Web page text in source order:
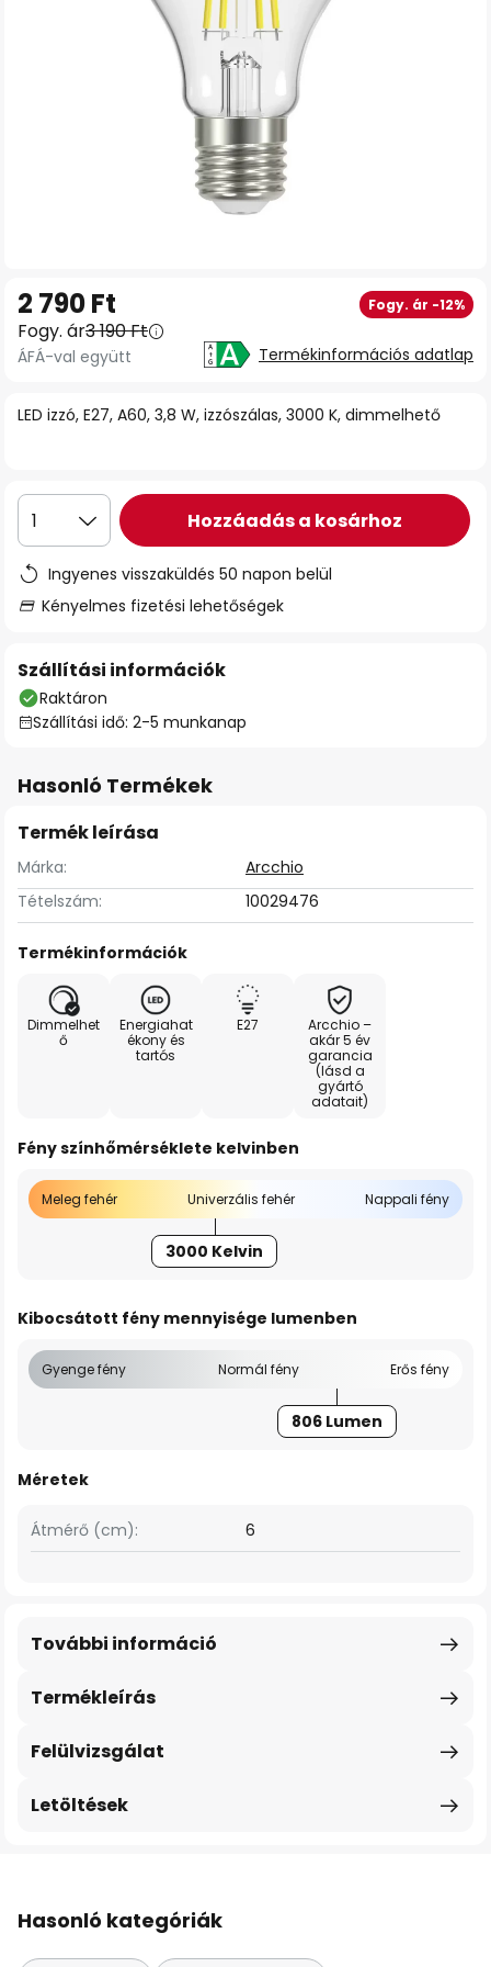
képgaléria
elejére
LED izzó, E27, A60, 3,8 W, izzószálas, 3000 K, dimmelhető
2 790 Ft Fogy. ár -12%
Fogy. ár3 190 Ft
ÁFÁ-val együtt Termékinformációs adatlap
1 Hozzáadás a kosárhoz
Ingyenes visszaküldés 50 napon belül
Kényelmes fizetési lehetőségek
Szállítási információk
Raktáron
Szállítási idő: 2-5 munkanap
Hasonló Termékek
Termék leírása
Márka:
Arcchio
Tételszám:
10029476
Termékinformációk
Dimmelhet
ő
Energiahat
ékony és
tartós
E27
Arcchio –
akár 5 év
garancia
(lásd a
gyártó
adatait)
Fény színhőmérséklete kelvinben
Meleg fehér Univerzális fehér Nappali fény
3000 Kelvin
Kibocsátott fény mennyisége lumenben
Gyenge fény Normál fény Erős fény
806 Lumen
Méretek
Átmérő (cm): 6
Termékleírás
További információ
Felülvizsgálat
Letöltések
Hasonló kategóriák